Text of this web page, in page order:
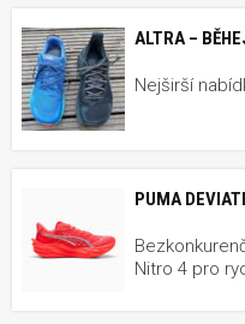
ALTRA –
Nejširší
PUMA
Nitro 4 pro